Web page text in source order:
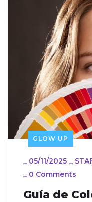
GLOW UP
05/11/2025
0 Comments
Guía de